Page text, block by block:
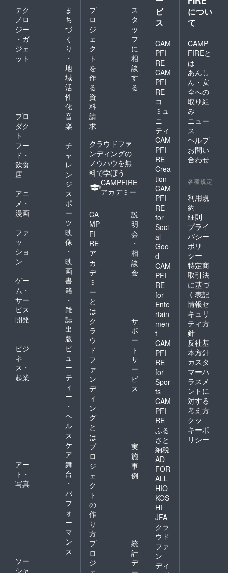
テク
ノロ
ジー
・ガ
ジェ
ット
ま
ち
づ
く
り
・
地
域
活
性
化
プロ
ダク
ト
音
楽
フー
ド・
飲食
店
チ
ャ
レ
ン
ジ
アニ
メ・
漫画
ス
ポ
ー
ツ
ファ
ッ
ショ
ン
映
像
・
映
画
ゲー
ム・
サー
ビス
開発
書
籍
・
雑
誌
出
版
ビジ
ネ
ス・
起業
ビ
ュ
ー
テ
ィ
ー
・
ヘ
ル
ス
ケ
ア
アー
ト・
写真
舞
台
・
パ
フ
ォ
ー
マ
ン
ス
ソー
シャ
プ
ロ
ジ
ェ
ク
ト
を
作
る
ス
タ
ッ
フ
に
相
談
す
る
資
料
請
求
クラウドファ
ンディングの
ノウハウを無
料で学ぼう
CAMPFIRE
アカデミー
CA
MP
FI
RE
ア
カ
デ
ミ
ー
と
は
説
明
会
・
相
談
会
ク
ラ
ウ
ド
フ
ァ
ン
デ
ィ
ン
グ
と
は
サ
ポ
ー
ト
サ
ー
ビ
ス
プ
ロ
ジ
ェ
ク
ト
の
作
り
方
実
施
事
例
プ
ロ
ジ
統
計
デ
ビ
ス
CAM
PFI
RE
CAM
PFI
RE
コ
ミュ
ニ
ティ
CAM
PFI
RE
Crea
tion
CAM
PFI
RE
for
Soci
al
Goo
d
CAM
PFI
RE
for
Ente
rtain
men
t
CAM
PFI
RE
for
Spor
ts
CAM
PFI
RE
ふる
さと
納税
AD
FOR
ALL
HIO
KOS
HI
JFA
クラ
ウド
ファ
ン
ディ
につい
て
CAMP
FIREと
は
あんし
ん・安
全への
取り組
み
ニュー
ス
ヘルプ
お問い
合わせ
各種規定
利用規
約
細則
プライ
バシー
ポリ
シー
特定商
取引法
に基づ
く表記
情報セ
キュリ
ティ方
針
反社基
本方針
カスタ
マーハ
ラスメ
ントに
対する
考え方
クッ
キーポ
リシー